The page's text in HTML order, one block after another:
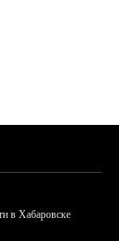
в Хабаровске